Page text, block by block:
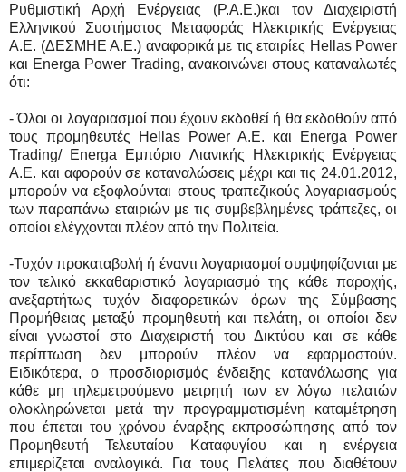
Ρυθμιστική Αρχή Ενέργειας (P.A.E.)και τον Διαχειριστή
Ελληνικού Συστήματος Μεταφοράς Ηλεκτρικής Ενέργειας
Α.Ε. (ΔΕΣΜΗΕ Α.Ε.) αναφορικά με τις εταιρίες Hellas Power
και Energa Power Trading, ανακοινώνει στους καταναλωτές
ότι:
- Όλοι οι λογαριασμοί που έχουν εκδοθεί ή θα εκδοθούν από
τους προμηθευτές Hellas Power Α.Ε. και Energa Power
Trading/ Energa Εμπόριο Λιανικής Ηλεκτρικής Ενέργειας
Α.Ε. και αφορούν σε καταναλώσεις μέχρι και τις 24.01.2012,
μπορούν να εξοφλούνται στους τραπεζικούς λογαριασμούς
των παραπάνω εταιριών με τις συμβεβλημένες τράπεζες, οι
οποίοι ελέγχονται πλέον από την Πολιτεία.
-Τυχόν προκαταβολή ή έναντι λογαριασμοί συμψηφίζονται με
τον τελικό εκκαθαριστικό λογαριασμό της κάθε παροχής,
ανεξαρτήτως τυχόν διαφορετικών όρων της Σύμβασης
Προμήθειας μεταξύ προμηθευτή και πελάτη, οι οποίοι δεν
είναι γνωστοί στο Διαχειριστή του Δικτύου και σε κάθε
περίπτωση δεν μπορούν πλέον να εφαρμοστούν.
Ειδικότερα, ο προσδιορισμός ένδειξης κατανάλωσης για
κάθε μη τηλεμετρούμενο μετρητή των εν λόγω πελατών
ολοκληρώνεται μετά την προγραμματισμένη καταμέτρηση
που έπεται του χρόνου έναρξης εκπροσώπησης από τον
Προμηθευτή Τελευταίου Καταφυγίου και η ενέργεια
επιμερίζεται αναλογικά. Για τους Πελάτες που διαθέτουν